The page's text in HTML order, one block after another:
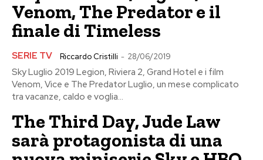
Venom, The Predator e il
finale di Timeless
SERIE TV Riccardo Cristilli - 28/06/2019
Sky Luglio 2019 Legion, Riviera 2, Grand Hotel e i film
Venom, Vice e The Predator Luglio, un mese complicato
tra vacanze, caldo e voglia...
The Third Day, Jude Law
sarà protagonista di una